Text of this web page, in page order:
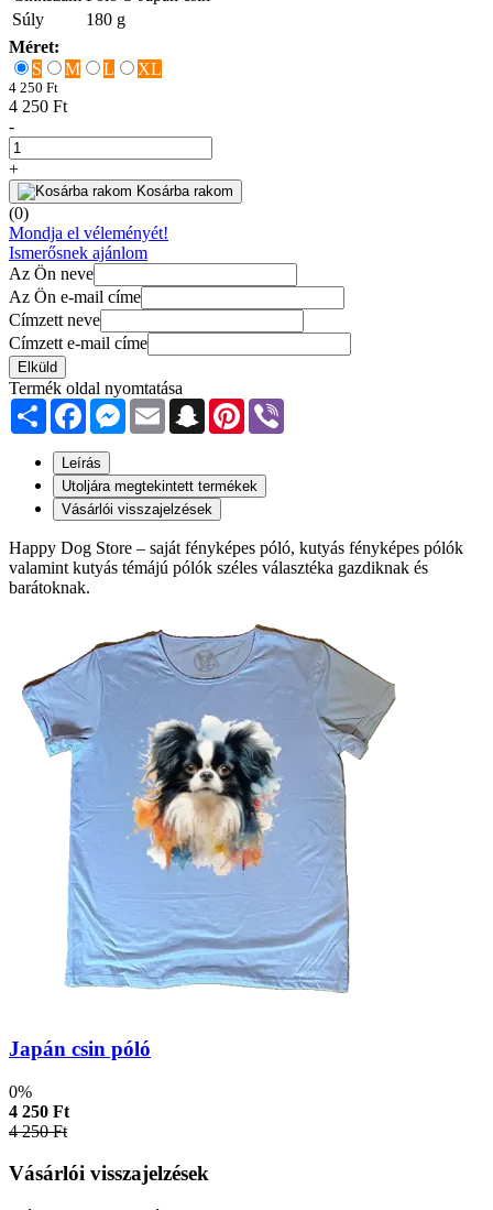
Súly
180 g
Méret:
S
M L XL
4 250 Ft
4 250 Ft
-
+
Kosárba rakom
(0)
Mondja el véleményét!
Ismerősnek ajánlom
Az Ön neve
Az Ön e-mail címe
Címzett neve
Címzett e-mail címe
Elküld
Termék oldal nyomtatása
Share FacebookMessenger
Email SnapchatPinterest
Leírás
Utoljára megtekintett termékek
Vásárlói visszajelzések
Happy Dog Store – saját fényképes póló, kutyás fényképes pólók
valamint kutyás témájú pólók széles választéka gazdiknak és
barátoknak.
Japán csin póló
0%
4 250 Ft
4 250 Ft
Vásárlói visszajelzések